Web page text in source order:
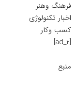
فرهنگ وهنر
اخبار تکنولوژی
کسب وکار
[ad_2]
منبع